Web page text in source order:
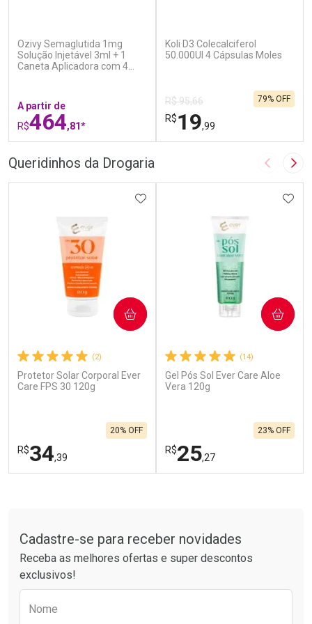
Ozivy Semaglutida 1mg
Solução Injetável 3ml + 1
Caneta Aplicadora com 4
A partir de
R$464,81*
Ativar Desconto
Por R$ 664,02/cada
Koli D3 Colecalciferol
50.000UI 4 Cápsulas Moles
R$ 95,66
R$19,99
79% OFF
Ativar Desconto
Queridinhos da Drogaria Imagem
(2)
Protetor Solar Corporal Ever
Care FPS 30 120g
R$34,39
20% OFF
ADICIONAR AOS FAVORITOS
COMPRAR
Laboratório
Por Menos
(14)
Gel Pós Sol Ever Care Aloe
Vera 120g
R$25,27
23% OFF
COMPRAR
Laboratório
Por Menos
Cadastre-se para receber novidades
Receba as melhores ofertas e super descontos
exclusivos!
Nome